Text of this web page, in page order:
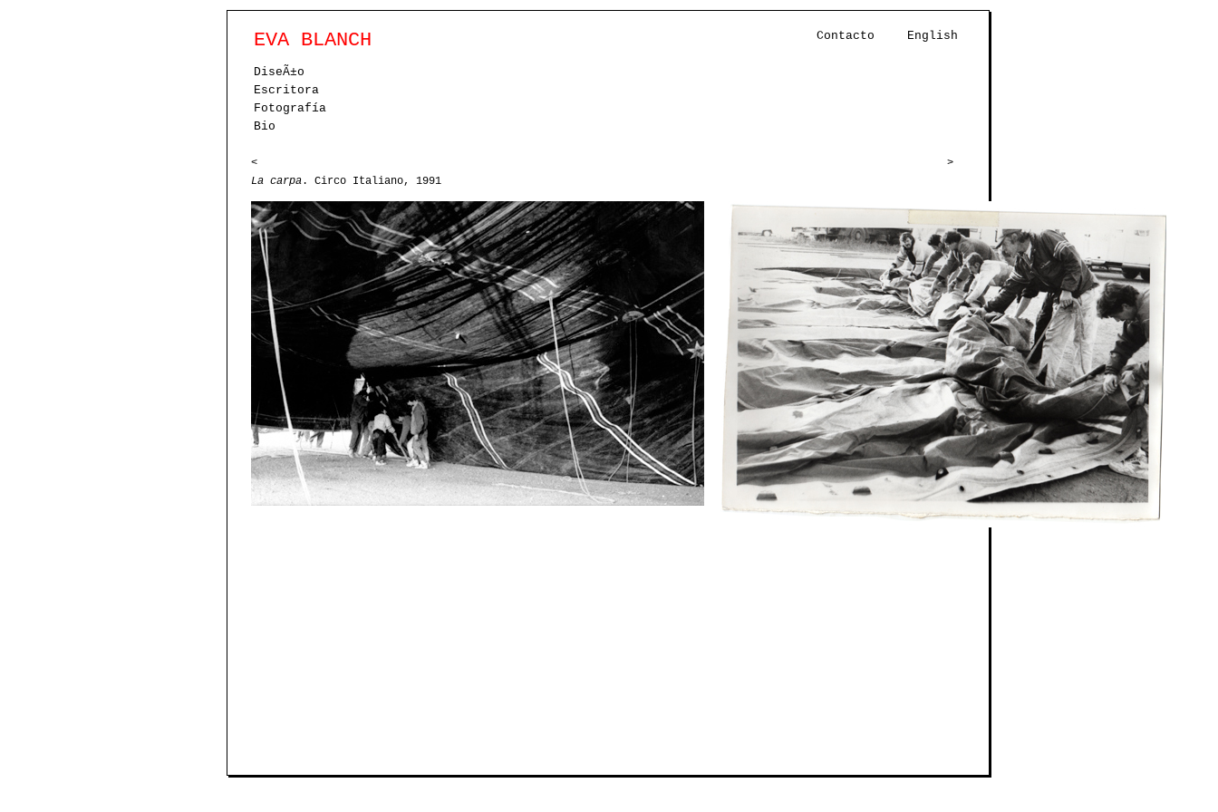
EVA BLANCH
DiseÃ±o
Escritora
Fotografía
Bio
Contacto English
<
>
La carpa. Circo Italiano, 1991